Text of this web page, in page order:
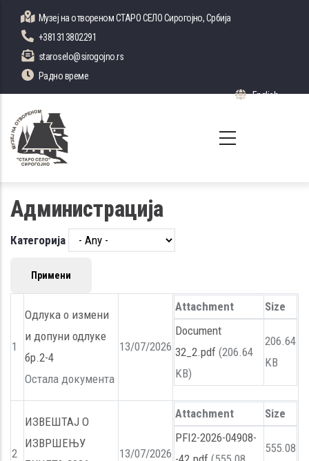
main
content
Музеј на отвореном СТАРО СЕЛО Сирогојно, Србија
+381313802291
staroselo@sirogojno.rs
Радно време
English
List
Администрација
Категорија
1
Oдлука о измени
и допуни одлуке
бр.2-4
Остала документа
13/07/2026
Attachment
Size
Document
32_2.pdf (206.64
KB)
206.64
KB
2
ИЗВЕШТАЈ О
ИЗВРШЕЊУ
13/07/2026
Attachment
Size
PFI2-2026-04908-
555.08